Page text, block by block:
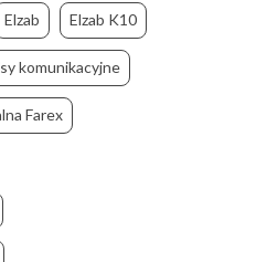
Elzab Elzab K10
komunikacyjne
Farex